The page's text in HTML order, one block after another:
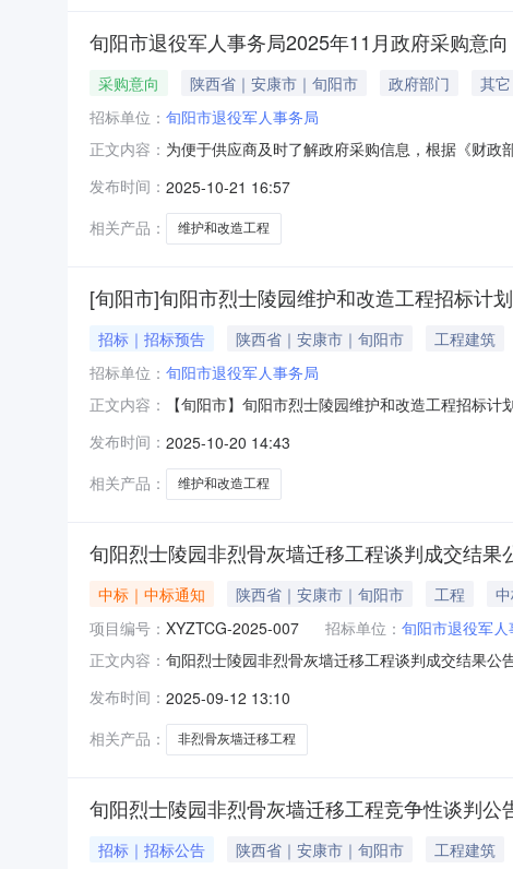
旬阳市退役军人事务局2025年11月政府采购意向
采购意向 陕西省｜安康市｜旬阳市 政府部门 其它
招标单位： 旬阳市退役军人事务局
正文内容： 为便于供应商及时了解政府采购信息，根据《财
烈士陵园围墙、主题雕塑、消防水池修建及供水
发布时间： 2025-10-21 16:57
相关产品：
维护和改造工程
[旬阳市]旬阳市烈士陵园维护和改造工程招标计划
招标｜招标预告 陕西省｜安康市｜旬阳市 工程建筑
招标单位： 旬阳市退役军人事务局
正文内容：
【旬阳市】旬阳市烈士陵园维护和改造工程招标
还要以招标公告和文件为准备注：本次公开的招标
发布时间： 2025-10-20 14:43
相关产品：
维护和改造工程
旬阳烈士陵园非烈骨灰墙迁移工程谈判成交结果
中标｜中标通知 陕西省｜安康市｜旬阳市 工程
项目编号： XYZTCG-2025-007 招标单位： 旬阳市退役军人
正文内容： 旬阳烈士陵园非烈骨灰墙迁移工程谈判成交结果
移工程):工程类（陕西龙鑫景浩建筑工程有限公司
发布时间： 2025-09-12 13:10
相关产品：
非烈骨灰墙迁移工程
旬阳烈士陵园非烈骨灰墙迁移工程竞争性谈判公
招标｜招标公告 陕西省｜安康市｜旬阳市 工程建筑